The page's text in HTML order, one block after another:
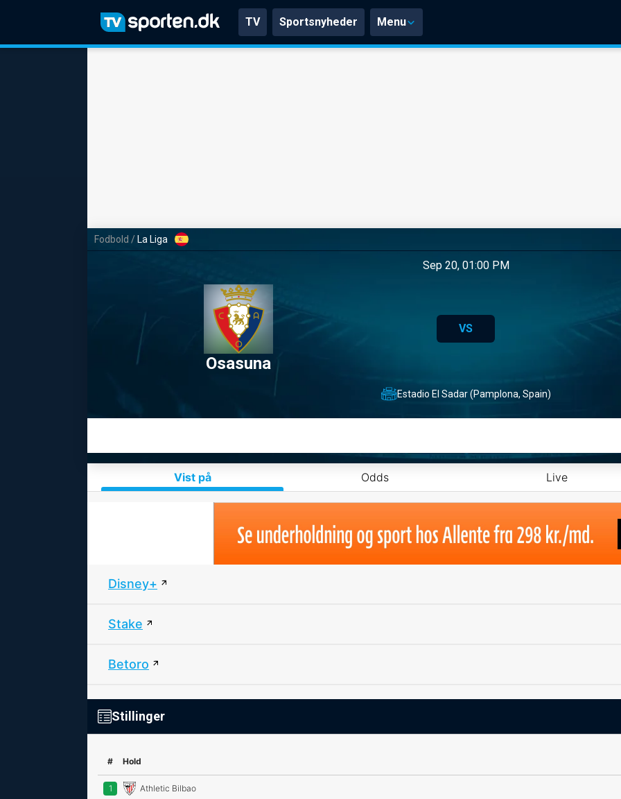
TV Sportsnyheder Menu
Fodbold / La Liga
Sep 20, 01:00 PM
Osasuna
VS
Estadio El Sadar (Pamplona, Spain)
Vist på Odds Live
Disney+
Stake
Betoro
Stillinger
# Hold
1 Athletic Bilbao